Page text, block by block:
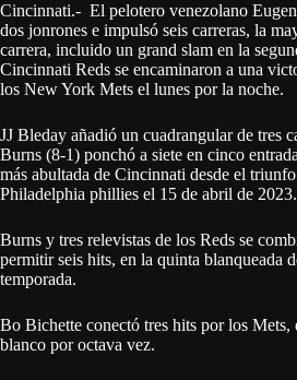
Cincinnati.- El pelotero venezolano
dos jonrones e impulsó seis carreras, la
carrera, incluido un grand slam en la
Cincinnati Reds se encaminaron a una
los New York Mets el lunes por la noche.
JJ Bleday añadió un cuadrangular de tres
Burns (8-1) ponchó a siete en cinco
más abultada de Cincinnati desde el
Philadelphia phillies el 15 de abril de 2023.
Burns y tres relevistas de los Reds se
permitir seis hits, en la quinta blanqueada
temporada.
Bo Bichette conectó tres hits por los Mets,
blanco por octava vez.